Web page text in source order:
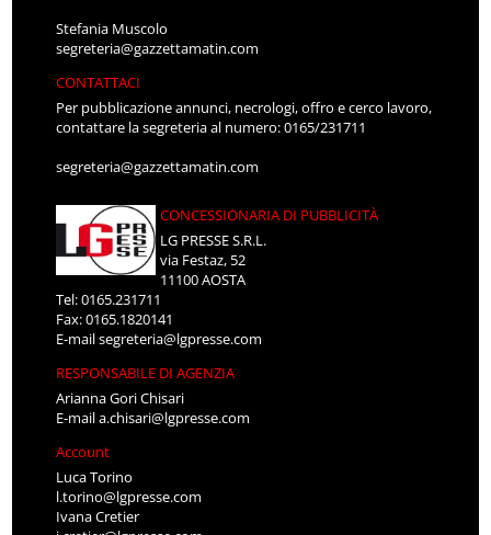
Stefania Muscolo
segreteria@gazzettamatin.com
CONTATTACI
Per pubblicazione annunci, necrologi, offro e cerco lavoro,
contattare la segreteria al numero: 0165/231711
segreteria@gazzettamatin.com
CONCESSIONARIA DI PUBBLICITÀ
LG PRESSE S.R.L.
via Festaz, 52
11100 AOSTA
Tel: 0165.231711
Fax: 0165.1820141
E-mailsegreteria@lgpresse.com
RESPONSABILE DI AGENZIA
Arianna Gori Chisari
E-maila.chisari@lgpresse.com
Account
Luca Torino
l.torino@lgpresse.com
Ivana Cretier